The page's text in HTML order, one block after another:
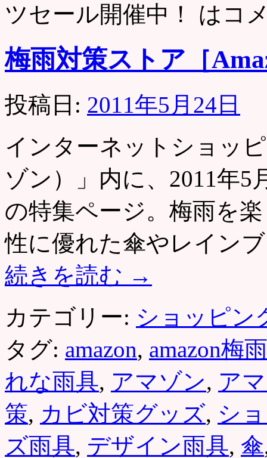
ツセール開催中！ は コ
梅雨対策ストア［
投稿日: 2011年5月24日
インターネットショッ
ゾン）」内に、2011年
の特集ページ。梅雨を
性に優れた傘やレイン
続きを読む →
カテゴリー: ショッピン
タグ: amazon, amazon梅
れな雨具, アマゾン, ア
策, カビ対策グッズ, シ
ズ雨具, デザイン雨具, 傘